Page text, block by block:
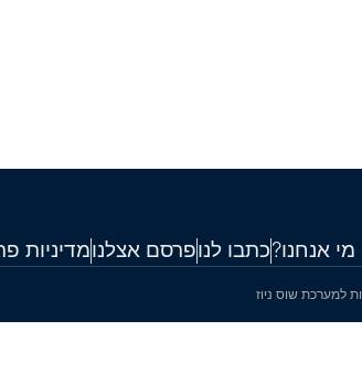
מי אנחנו?כתבו לנופרסם אצלנומדיניות
למערכת שוס ניוז